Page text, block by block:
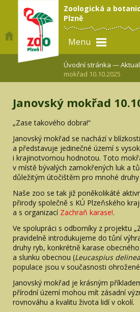
Zoologická a
Plzně
Menu
Úvodní stránka —
mokřad 10.10.2025
Janovský mokřad
„Zase takového dobra!“
Janovský mokřad se nachází v
a představuje jedinečné území s
i krajinotvornou hodnotou. Toto
v místě bývalých zamokřených luk a
důležitým útočištěm pro mnohé
Naše zoo se tak již poněkolikáté
přirody společně s KÚ Plzeňského
a s organizací Zachraň karase!.
Ve spolupráci s odborníky z projektu
pravidelně introdukujeme do tůní
druhy ryb, konkrétně karase
a slunku obecnou (Leucaspius
populace jsou v současnosti
Janovský mokřad je krásným
přírodní území mohou mít zásadní
rovnováhu a kvalitu života lidí v okolí.